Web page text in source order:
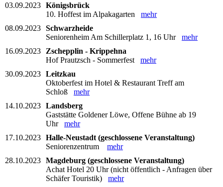
03.09.2023 Königsbrück
10. Hoffest im Alpakagarten mehr
08.09.2023 Schwarzheide
Seniorenheim Am Schillerplatz 1, 16 Uhr mehr
16.09.2023
Zschepplin - Krippehna
Hof Prautzsch - Sommerfest mehr
30.09.2023 Leitzkau
Oktoberfest im Hotel & Restaurant Treff am
Schloß mehr
14.10.2023 Landsberg
Gaststätte Goldener Löwe, Offene Bühne ab 19
Uhr mehr
17.10.2023 Halle-Neustadt (geschlossene Veranstaltung)
Seniorenzentrum mehr
28.10.2023 Magdeburg (geschlossene Veranstaltung)
Achat Hotel 20 Uhr (nicht öffentlich - Anfragen über
Schäfer Touristik) mehr